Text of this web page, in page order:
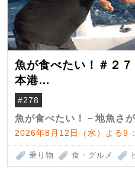
魚が食べたい！＃２
本港
（クロマグロ）
#278
魚が食べたい！－地魚さ
2026年8月12日（水）よる9
乗り物 食・グルメ